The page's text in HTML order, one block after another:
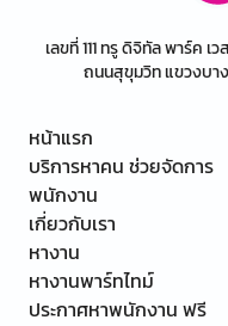
เลขที่ 111 ทรู ดิจิทัล พาร์ค
ถนนสุขุมวิท แขวงบา
หน้าแรก
บริการหาคน ช่วยจัดการ
พนักงาน
เกี่ยวกับเรา
หางาน
หางานพาร์ทไทม์
ประกาศหาพนักงาน ฟรี